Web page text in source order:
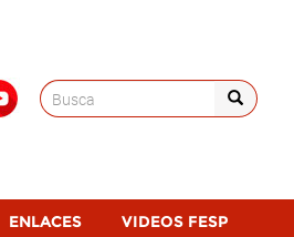
Search
for:
ENLACES VIDEOS FESP